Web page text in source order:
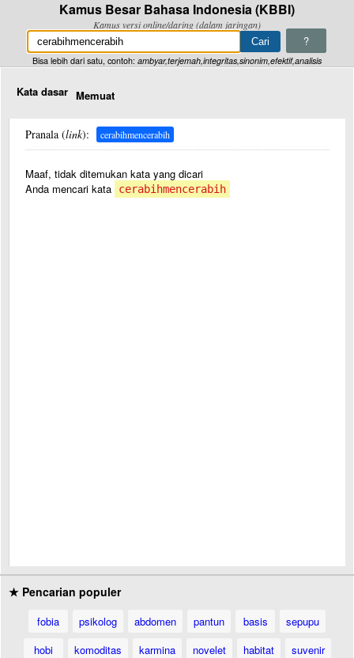
Kamus Besar Bahasa Indonesia (KBBI)
Kamus versi online/daring (dalam jaringan)
?
Bisa lebih dari satu, contoh: ambyar,terjemah,integritas,sinonim,efektif,analisis
Kata dasar Memuat
Pranala (link): cerabihmencerabih
Maaf, tidak ditemukan kata yang dicari
Anda mencari kata
cerabihmencerabih
★ Pencarian populer
fobia psikolog abdomen pantun basis
sepupu
hobi
komoditas karmina novelet habitat
suvenir